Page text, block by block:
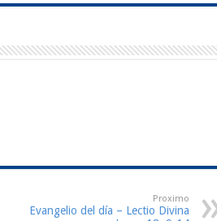
Proximo
Evangelio del día – Lectio Divina